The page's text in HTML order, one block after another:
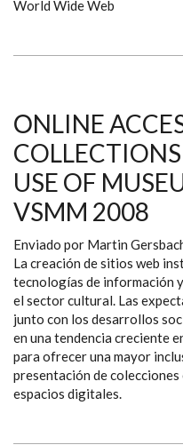
World Wide Web
ΟNLINE
USE OF
VSMM 2008
Enviado por Martin
La creación de sitios web
tecnologías de información
el sector cultural. Las
junto con los desarrollos
en una tendencia creciente
para ofrecer una mayor
presentación de
espacios digitales.